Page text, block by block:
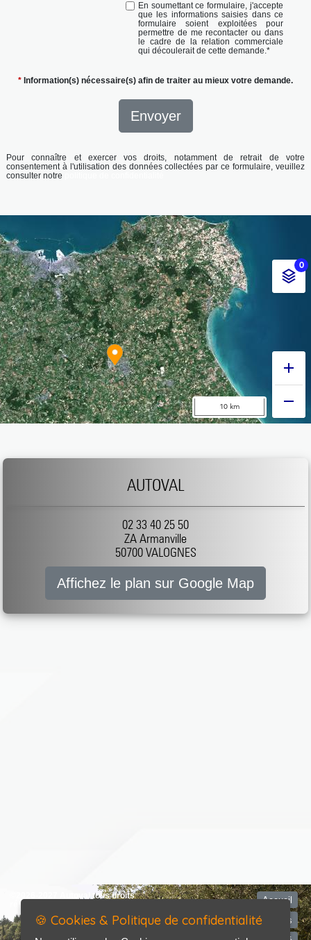
En soumettant ce formulaire, j'accepte
que les informations saisies dans ce
formulaire soient exploitées pour
permettre de me recontacter ou dans
le cadre de la relation commerciale
qui découlerait de cette demande.*
* Information(s) nécessaire(s) afin de traiter au mieux votre demande.
Envoyer
Pour connaître et exercer vos droits, notamment de retrait de votre
consentement à l'utilisation des données collectées par ce formulaire, veuillez
consulter notre
AUTOVAL
02 33 40 25 50
ZA Armanville
50700 VALOGNES
Affichez le plan sur Google Map
©2026-2027 Autoval tous droits
réservés
Accueil
Mentions légales
🍪 Cookies & Politique de confidentialité